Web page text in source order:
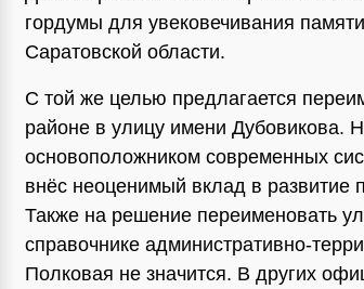
гордумы для увековечивания
Саратовской области.
С той же целью предлагается
районе в улицу имени Дубовикова.
основоположником современных
внёс неоценимый вклад в развитие
Также на решение переименовать
справочнике административно-
Полковая не значится. В других